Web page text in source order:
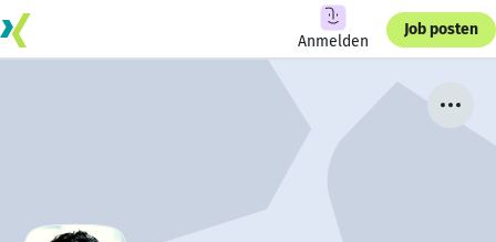
Anmelden
Job posten